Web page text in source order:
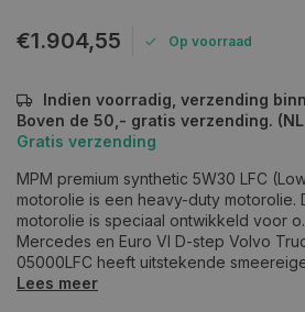
€1.904,55 Op voorraad
Indien voorradig, verzending
Boven de 50,- gratis verzending. (NL
Gratis verzending
MPM premium synthetic 5W30 LFC
motorolie is een heavy-duty motorolie.
motorolie is speciaal ontwikkeld voor
Mercedes en Euro VI D-step Volvo
05000LFC heeft uitstekende
Lees meer